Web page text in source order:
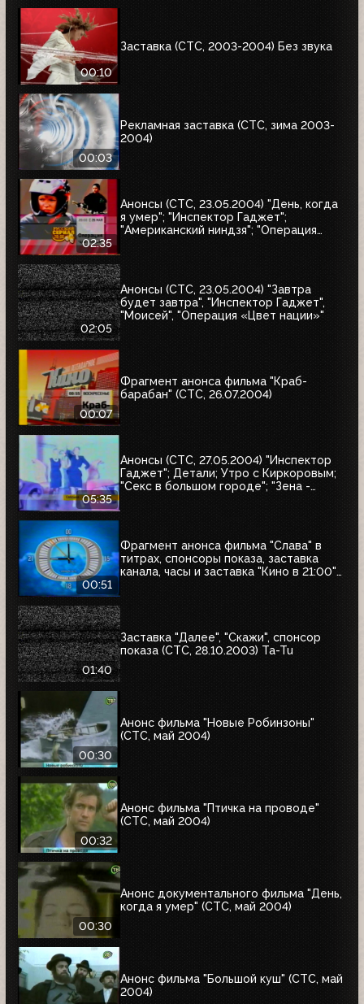
00:10
Заставка (СТС, 2003-2004) Без звука
00:03
Рекламная заставка (СТС, зима 2003-
2004)
02:35
Анонсы (СТС, 23.05.2004) "День, когда
я умер"; "Инспектор Гаджет";
"Американский ниндзя"; "Операция
02:05
Анонсы (СТС, 23.05.2004) "Завтра
будет завтра", "Инспектор Гаджет",
"Моисей", "Операция «Цвет нации»"
00:07
Фрагмент анонса фильма "Краб-
барабан" (СТС, 26.07.2004)
05:35
Анонсы (СТС, 27.05.2004) "Инспектор
Гаджет"; Детали; Утро с Киркоровым;
"Секс в большом городе"; "Зена -
00:51
Фрагмент анонса фильма "Слава" в
титрах, спонсоры показа, заставка
канала, часы и заставка "Кино в 21:00"
01:40
Заставка "Далее", "Скажи", спонсор
показа (СТС, 28.10.2003) Ta-Tu
00:30
Анонс фильма "Новые Робинзоны"
(СТС, май 2004)
00:32
Анонс фильма "Птичка на проводе"
(СТС, май 2004)
00:30
Анонс документального фильма "День,
когда я умер" (СТС, май 2004)
Анонс фильма "Большой куш" (СТС, май
2004)